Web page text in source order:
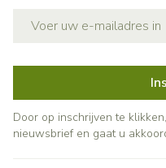
Door op inschrijven te
nieuwsbrief en gaat u